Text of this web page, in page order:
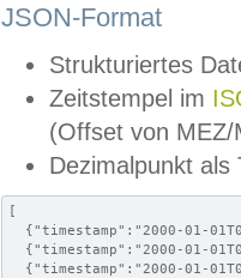
JSON-Format
Strukturiertes
Zeitstempel im
(Offset von MEZ/
Dezimalpunkt als
[
{"timestamp":"2000-01-
{"timestamp":"2000-01-
{"timestamp":"2000-01-